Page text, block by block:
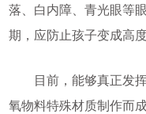
落、白内障、青光眼等
期，应防止孩子变成高度
目前，能够真正发挥
氧物料特殊材质制作而